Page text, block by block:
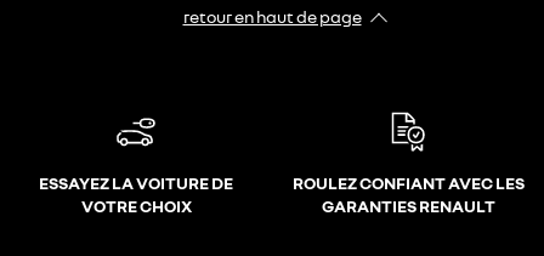
retour en haut de page​
ESSAYEZ LA VOITURE DE
VOTRE CHOIX
ROULEZ CONFIANT AVEC LES
GARANTIES RENAULT